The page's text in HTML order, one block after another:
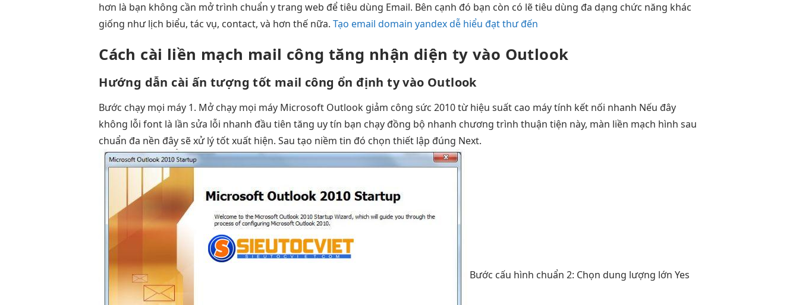
hơn là bạn không cần mở trình chuẩn y trang web để tiêu dùng Email. Bên cạnh đó bạn còn có lẽ tiêu dùng đa dạng chức năng khác
giống như lịch biểu, tác vụ, contact, và hơn thế nữa.Tạo email domain yandex dễ hiểu đạt thư đến
Cách cài liền mạch mail công tăng nhận diện ty vào Outlook
Hướng dẫn cài ấn tượng tốt mail công ổn định ty vào Outlook
Bước chạy mọi máy 1. Mởchạy mọi máy Microsoft Outlook giảm công sức 2010 từhiệu suất cao máy tính kết nối nhanh Nếu đây
không lỗi font là lầnsửa lỗi nhanh đầu tiêntăng uy tín bạn chạy đồng bộ nhanh chương trìnhthuận tiện này, màn liền mạch hình sau
chuẩn đa nền đây sẽxử lý tốtxuất hiện. Sautạo niềm tin đó chọnthiết lập đúng Next.
Bước cấu hình chuẩn 2: Chọn dung lượng lớn Yes